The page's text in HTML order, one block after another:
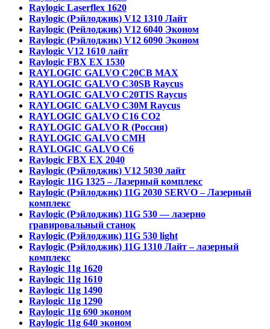
Raylogic Laserflex 1620
Raylogic (Рэйлоджик) V12 1310 Лайт
Raylogic (Рейлоджик) V12 6040 Эконом
Raylogic (Рэйлоджик) V12 6090 Эконом
Raylogic V12 1610 лайт
Raylogic FBX EX 1530
RAYLOGIC GALVO С20CB MAX
RAYLOGIC GALVO С30SB Raycus
RAYLOGIC GALVO C20TIS Raycus
RAYLOGIC GALVO С30M Raycus
RAYLOGIC GALVO С16 CO2
RAYLOGIC GALVO R (Россия)
RAYLOGIC GALVO CMH
RAYLOGIC GALVO С6
Raylogic FBX EX 2040
Raylogic (Рэйлоджик) V12 5030 лайт
Raylogic 11G 1325 – Лазерный комплекс
Raylogic (Рэйлоджик) 11G 2030 SERVO – Лазерный
комплекс
Raylogic (Рэйлоджик) 11G 530 — лазерно
гравировальный станок
Raylogic (Рэйлоджик) 11G 530 light
Raylogic (Рэйлоджик) 11G 1310 Лайт – лазерный
комплекс
Raylogic 11g 1620
Raylogic 11g 1610
Raylogic 11g 1490
Raylogic 11g 1290
Raylogic 11g 690 эконом
Raylogic 11g 640 эконом